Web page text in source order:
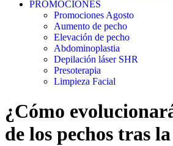
PROMOCIONES
Promociones Agosto
Aumento de pecho
Elevación de pecho
Abdominoplastia
Depilación láser SHR
Presoterapia
Limpieza Facial
¿Cómo
de los pechos tras